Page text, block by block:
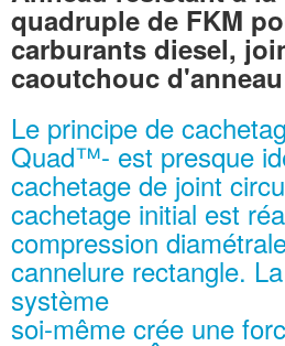
quadruple de FKM
carburants diesel,
caoutchouc
Le principe de
Quad™- est presque
cachetage de joint
cachetage initial est
compression
cannelure rectangle.
système
soi-même crée une